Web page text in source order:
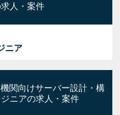
人・案件
ニア
関向けサーバー設計・構
ニアの求人・案件